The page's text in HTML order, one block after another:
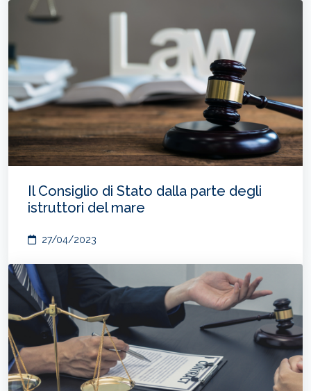
Il Consiglio di Stato dalla parte degli
istruttori del mare
27/04/2023